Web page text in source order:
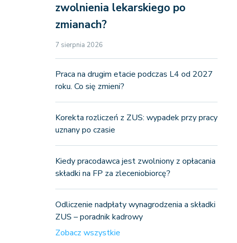
zwolnienia lekarskiego po
zmianach?
7 sierpnia 2026
Praca na drugim etacie podczas L4 od 2027
roku. Co się zmieni?
Korekta rozliczeń z ZUS: wypadek przy pracy
uznany po czasie
Kiedy pracodawca jest zwolniony z opłacania
składki na FP za zleceniobiorcę?
Odliczenie nadpłaty wynagrodzenia a składki
ZUS – poradnik kadrowy
Zobacz wszystkie